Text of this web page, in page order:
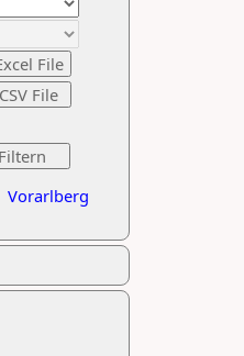
Vorarlberg